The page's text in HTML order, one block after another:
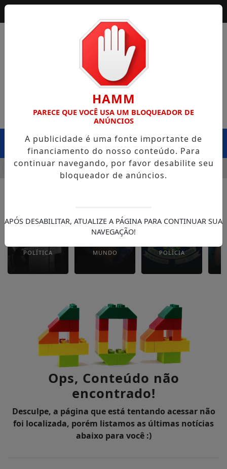
MENU
SEINFRA CAPOTA NA BR-364, EM EXTREMA, E CASO
POLÍTICA MUNDO POLÍCIA
Ops, Conteúdo não
encontrado!
Desculpe, a página que está tentando acessar não
foi localizada, porém listamos as últimas notícias
abaixo para você :)
HAMM
PARECE QUE VOCÊ USA UM BLOQUEADOR DE
ANÚNCIOS
A publicidade é uma fonte importante de
financiamento do nosso conteúdo. Para
continuar navegando, por favor desabilite seu
bloqueador de anúncios.
APÓS DESABILITAR, ATUALIZE A PÁGINA PARA CONTINUAR SUA
NAVEGAÇÃO!